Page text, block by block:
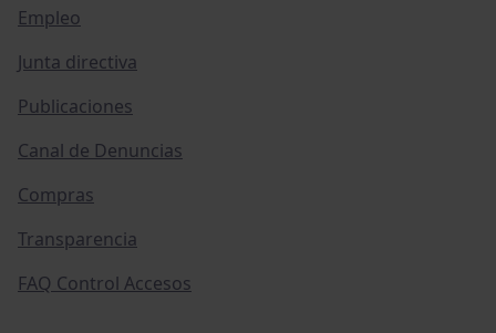
Empleo
Junta directiva
Publicaciones
Canal de Denuncias
Compras
Transparencia
FAQ Control Accesos